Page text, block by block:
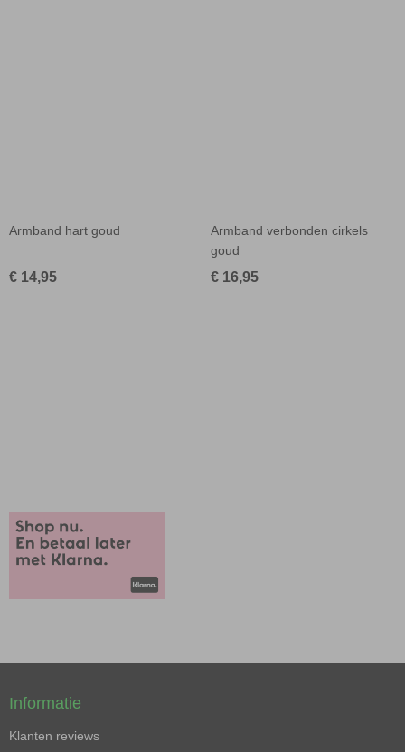
Armband hart goud
€ 14,95
Armband verbonden cirkels
goud
€ 16,95
Informatie
Klanten reviews